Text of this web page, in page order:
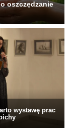
oszczędzanie
wystawę prac